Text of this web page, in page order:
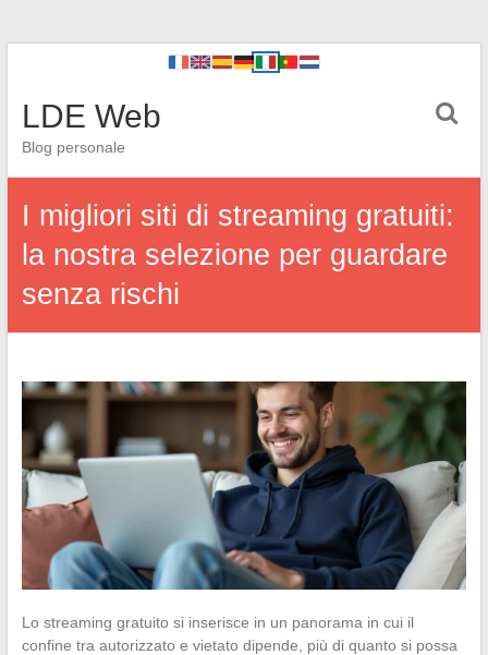
LDE Web
Blog personale
I migliori siti di streaming gratuiti:
la nostra selezione per guardare
senza rischi
Lo streaming gratuito si inserisce in un panorama in cui il
confine tra autorizzato e vietato dipende, più di quanto si possa